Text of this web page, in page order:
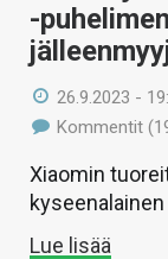
-
26.9.2023 -
Kommentit
Xiaomin
Lue lisää